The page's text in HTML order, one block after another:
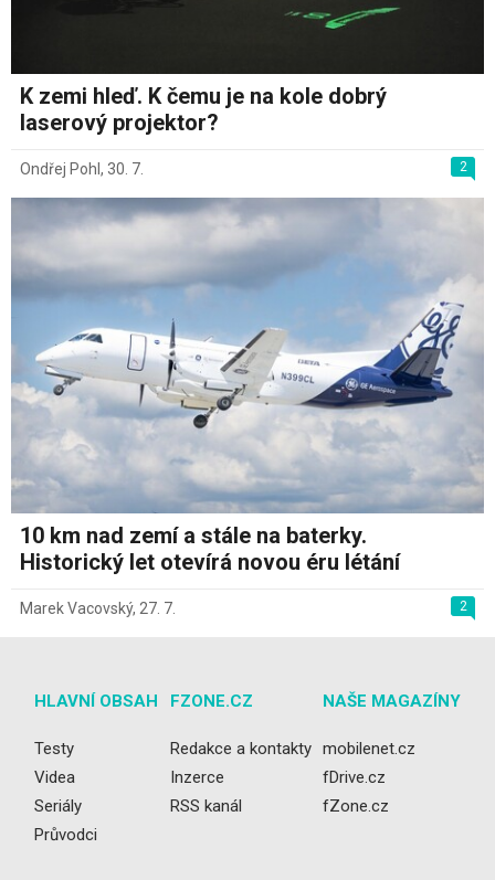
K zemi hleď. K čemu je na kole dobrý
laserový projektor?
2
Ondřej Pohl , 30. 7.
10 km nad zemí a stále na baterky.
Historický let otevírá novou éru létání
2
Marek Vacovský, 27. 7.
HLAVNÍ OBSAH
Testy
Videa
Seriály
Průvodci
FZONE.CZ
Redakce a kontakty
Inzerce
RSS kanál
NAŠE MAGAZÍNY
mobilenet.cz
fDrive.cz
fZone.cz